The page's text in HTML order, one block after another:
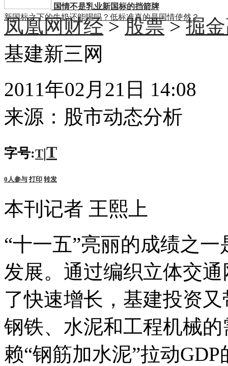
国情不是乳业新国标的挡箭牌
新国标之下的牛奶还能喝吗？低标准真的是国情使然？
凤凰网财经>股票>掘
基建新三网
2011年02月21日 14:08
来源： 股市动态分析
字号:T|T
0 人参与 打印 转发
本刊记者 王熙上
“十一五”亮丽的成绩之
发展。通过编织立体交
了快速增长，基建投资
钢铁、水泥和工程机械
赖“钢筋加水泥”拉动